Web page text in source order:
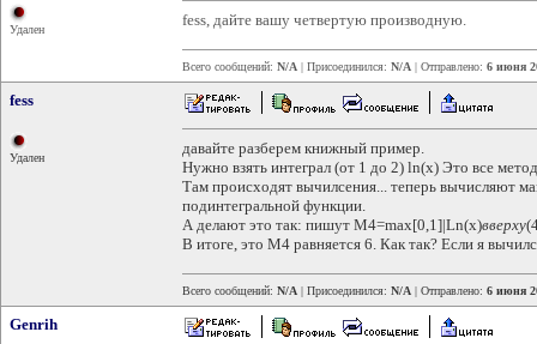
Удален
fess, дайте вашу четвертую производную.
Всего сообщений: N/A | Присоединился: N/A | Отправлено: 6 июня
fess
Удален
давайте разберем книжный пример.
Нужно взять интеграл (от 1 до 2) ln(x) Это все
Там происходят вычилсения... теперь вычисляют
подинтегральной функции.
А делают это так: пишут М4=max[0,1]|Ln(x)вверху
В итоге, это М4 равняется 6. Как так? Если я
Всего сообщений: N/A | Присоединился: N/A | Отправлено: 6 июня
Genrih